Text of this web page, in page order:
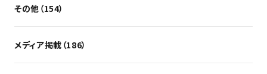
その他（154）
メディア掲載（186）